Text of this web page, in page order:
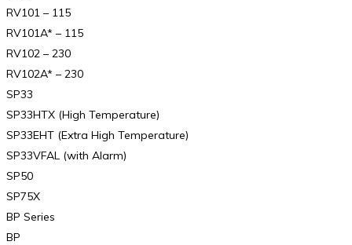
RV101 – 115
RV101A* – 115
RV102 – 230
RV102A* – 230
SP33
SP33HTX (High Temperature)
SP33EHT (Extra High Temperature)
SP33VFAL (with Alarm)
SP50
SP75X
BP Series
BP